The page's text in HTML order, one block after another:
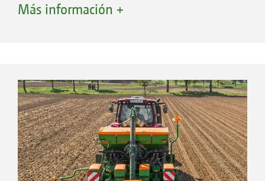
separación de alto rendimiento y la reja de
independientemente de la velocidad y de las
condiciones del terreno. La alta precisión de
distribución convence desde el primer hasta el
último grano. Lo mismo se aplica al manejo
intuitivo y cómodo de la sembradora
Más información +